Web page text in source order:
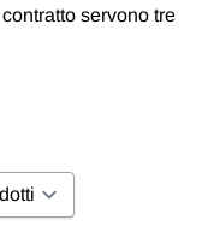
servono tre